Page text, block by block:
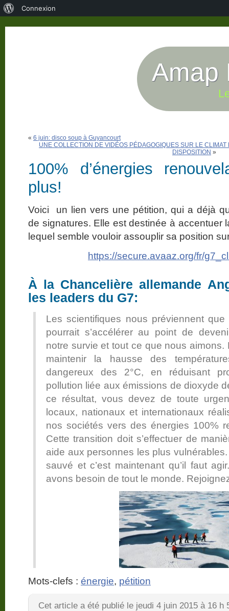
Amap
« 6 juin: disco soup à Guyancourt
UNE COLLECTION DE VIDÉOS PÉDAGOGIQUES SUR LE
DISPOSITION »
100% d’énergies
plus!
Voici un lien vers une pétition, qui a déjà
de signatures. Elle est destinée à accentuer
lequel semble vouloir assouplir sa position
https://secure.avaaz.org/fr/
À la Chancelière allemande
les leaders du G7:
Les scientifiques nous préviennent
pourrait s’accélérer au point de
notre survie et tout ce que nous
maintenir la hausse des
dangereux des 2°C, en réduisant
pollution liée aux émissions de dioxyde
ce résultat, vous devez de toute
locaux, nationaux et internationaux
nos sociétés vers des énergies 100%
Cette transition doit s’effectuer de
aide aux personnes les plus
sauvé et c’est maintenant qu’il faut
avons besoin de tout le monde.
Mots-clefs : énergie, pétition
Cet article a été publié le jeudi 4 juin 2015 à 16
Connexion